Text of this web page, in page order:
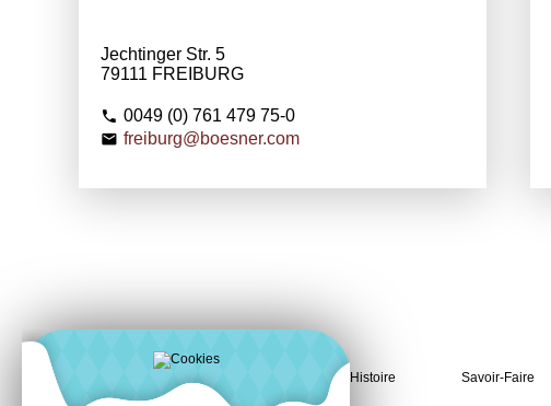
Jechtinger Str. 5
79111 FREIBURG
0049 (0) 761 479 75-0
freiburg@boesner.com
Histoire Savoir-Faire